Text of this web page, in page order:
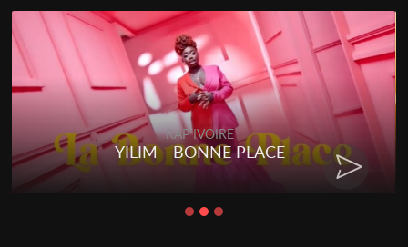
RAP IVOIRE
YILIM - BONNE PLACE